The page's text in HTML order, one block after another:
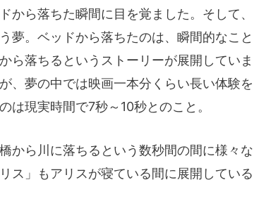
から落ちた瞬間に目を覚ました。そして、
夢。ベッドから落ちたのは、瞬間的なこと
ら落ちるというストーリーが展開していま
、夢の中では映画一本分くらい長い体験を
は現実時間で7秒～10秒とのこと。
から川に落ちるという数秒間の間に様々な
ス」もアリスが寝ている間に展開している